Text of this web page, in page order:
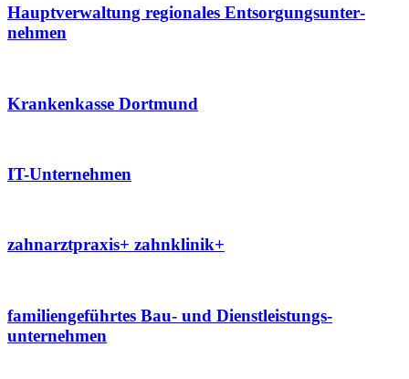
Haupt­verwaltung regionales Ent­sorgungs­unter­
nehmen
Krankenkasse Dortmund
IT-Unternehmen
zahnarztpraxis+ zahnklinik+
familien­geführtes Bau- und Dienst­leistungs­
unternehmen